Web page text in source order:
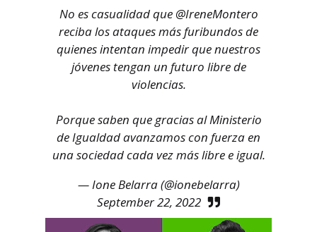
No es casualidad que @IreneMontero
reciba los ataques más furibundos de
quienes intentan impedir que nuestros
jóvenes tengan un futuro libre de
violencias.
Porque saben que gracias al Ministerio
de Igualdad avanzamos con fuerza en
una sociedad cada vez más libre e igual.
— Ione Belarra (@ionebelarra)
September 22, 2022